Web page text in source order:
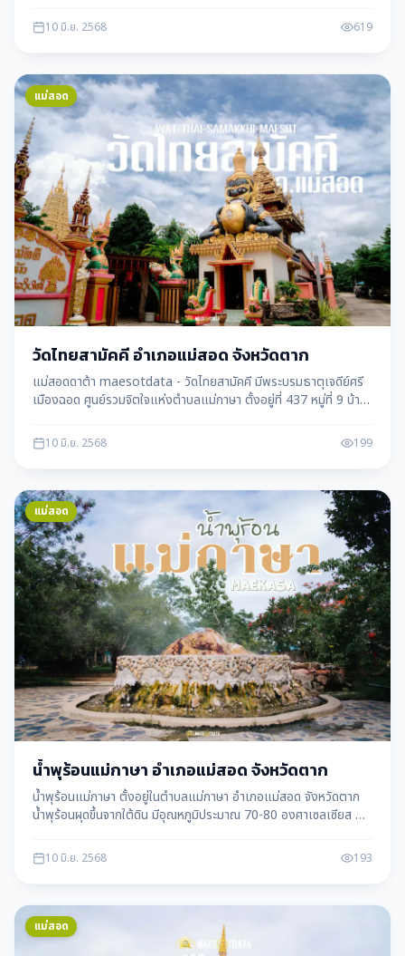
10 มิ.ย. 2568 619
แม่สอด
วัดไทยสามัคคี อำเภอแม่สอด จังหวัดตาก
แม่สอดดาต้า maesotdata - วัดไทยสามัคคี มีพระบรมธาตุเจดีย์ศรี
เมืองฉอด ศูนย์รวมจิตใจแห่งตำบลแม่กาษา ตั้งอยู่ที่ 437 หมู่ที่ 9 บ้าน
10 มิ.ย. 2568 199
แม่สอด
น้ำพุร้อนแม่กาษา อำเภอแม่สอด จังหวัดตาก
น้ำพุร้อนแม่กาษา ตั้งอยู่ในตำบลแม่กาษา อำเภอแม่สอด จังหวัดตาก
น้ำพุร้อนผุดขึ้นจากใต้ดิน มีอุณหภูมิประมาณ 70-80 องศาเซลเซียส By
10 มิ.ย. 2568 193
แม่สอด